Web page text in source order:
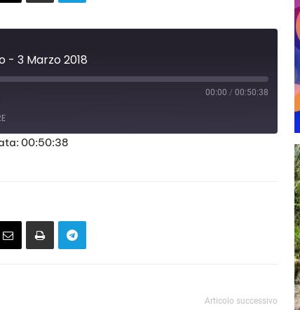
- 3 Marzo 2018
00:00 / 00:50:38
00:50:38
Articolo successivo